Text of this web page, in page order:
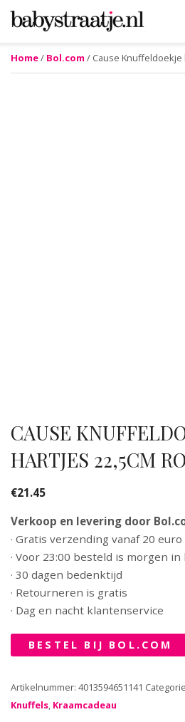
MAMAVLOGS
ZWANGER
BABY
LIFESTYLE
MUSTHAVES
CELEBS
ADVIES
WEBSHOPS
GRATIS
WIN
KORTINGEN
Home/ Bol.com / Cause Knuffeldoekje
CAUSE
HARTJES 22,5CM
€21.45
Verkoop en levering door
· Gratis verzending vanaf 20 euro
· Voor 23:00 besteld is morgen in
· 30 dagen bedenktijd
· Retourneren is gratis
· Dag en nacht klantenservice
BESTEL BIJ BOL.COM
Artikelnummer: 4013594651141
Knuffels, Kraamcadeau